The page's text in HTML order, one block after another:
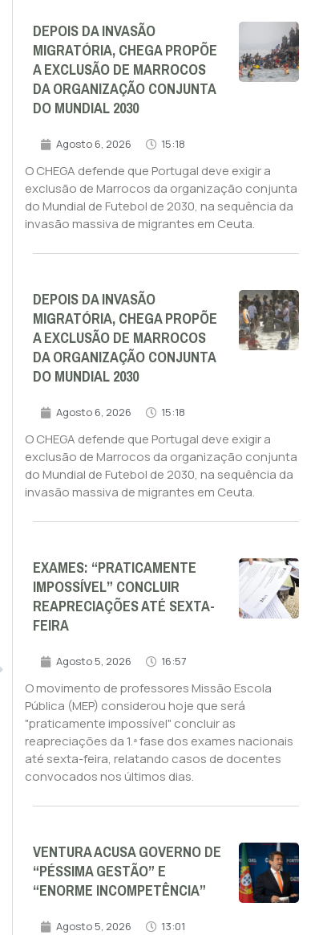
DEPOIS DA INVASÃO
MIGRATÓRIA, CHEGA PROPÕE
A EXCLUSÃO DE MARROCOS
DA ORGANIZAÇÃO CONJUNTA
DO MUNDIAL 2030
Agosto 6, 2026 15:18
O CHEGA defende que Portugal deve exigir a
exclusão de Marrocos da organização conjunta
do Mundial de Futebol de 2030, na sequência da
invasão massiva de migrantes em Ceuta.
DEPOIS DA INVASÃO
MIGRATÓRIA, CHEGA PROPÕE
A EXCLUSÃO DE MARROCOS
DA ORGANIZAÇÃO CONJUNTA
DO MUNDIAL 2030
Agosto 6, 2026 15:18
O CHEGA defende que Portugal deve exigir a
exclusão de Marrocos da organização conjunta
do Mundial de Futebol de 2030, na sequência da
invasão massiva de migrantes em Ceuta.
EXAMES: “PRATICAMENTE
IMPOSSÍVEL” CONCLUIR
REAPRECIAÇÕES ATÉ SEXTA-
FEIRA
Agosto 5, 2026 16:57
O movimento de professores Missão Escola
Pública (MEP) considerou hoje que será
"praticamente impossível" concluir as
reapreciações da 1.ª fase dos exames nacionais
até sexta-feira, relatando casos de docentes
convocados nos últimos dias.
VENTURA ACUSA GOVERNO DE
“PÉSSIMA GESTÃO” E
“ENORME INCOMPETÊNCIA”
Agosto 5, 2026 13:01